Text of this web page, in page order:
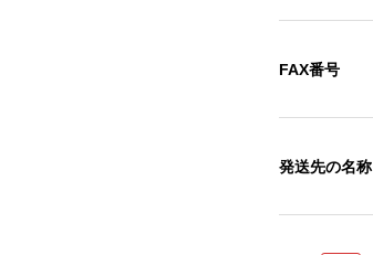
FAX番号
発送先の名称